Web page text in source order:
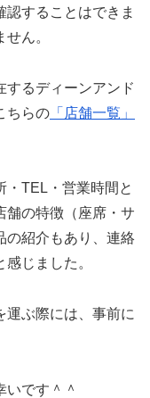
認することはできま
ん。
するディーンアンド
ちらの 「店舗一覧」
・TEL・営業時間と
舗の特徴（座席・サ
の紹介もあり、連絡
じました。
運ぶ際には、事前に
いです＾＾